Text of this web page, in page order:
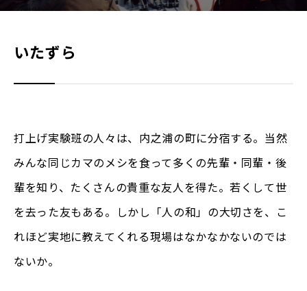
いたずら
打上げ実験班の人々は、内之浦の町に分宿する。当然
みんな同じカマのメシを食って多くの先輩・同輩・後
輩を知り、たくさんの貴重な友人を得た。若くして世
を去った友もある。しかし「人の和」の大切さを、こ
れほど実地に教えてくれる現場はなかなかないのでは
ないか。